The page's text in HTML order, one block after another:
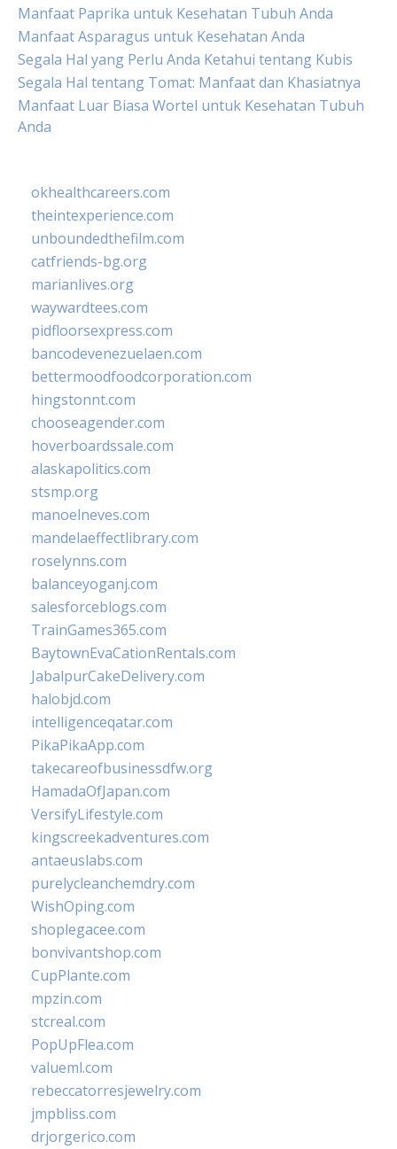
Manfaat Paprika untuk Kesehatan Tubuh Anda
Manfaat Asparagus untuk Kesehatan Anda
Segala Hal yang Perlu Anda Ketahui tentang Kubis
Segala Hal tentang Tomat: Manfaat dan Khasiatnya
Manfaat Luar Biasa Wortel untuk Kesehatan Tubuh
Anda
okhealthcareers.com
theintexperience.com
unboundedthefilm.com
catfriends-bg.org
marianlives.org
waywardtees.com
pidfloorsexpress.com
bancodevenezuelaen.com
bettermoodfoodcorporation.com
hingstonnt.com
chooseagender.com
hoverboardssale.com
alaskapolitics.com
stsmp.org
manoelneves.com
mandelaeffectlibrary.com
roselynns.com
balanceyoganj.com
salesforceblogs.com
TrainGames365.com
BaytownEvaCationRentals.com
JabalpurCakeDelivery.com
halobjd.com
intelligenceqatar.com
PikaPikaApp.com
takecareofbusinessdfw.org
HamadaOfJapan.com
VersifyLifestyle.com
kingscreekadventures.com
antaeuslabs.com
purelycleanchemdry.com
WishOping.com
shoplegacee.com
bonvivantshop.com
CupPlante.com
mpzin.com
stcreal.com
PopUpFlea.com
valueml.com
rebeccatorresjewelry.com
jmpbliss.com
drjorgerico.com